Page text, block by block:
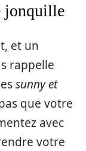
jonquille
et un
rappelle
sunny et
que votre
avec
votre